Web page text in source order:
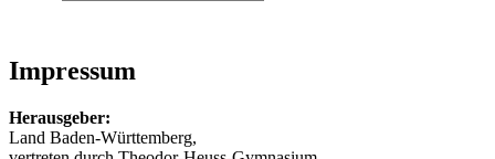
Impressum
Herausgeber:
Land Baden-Württemberg,